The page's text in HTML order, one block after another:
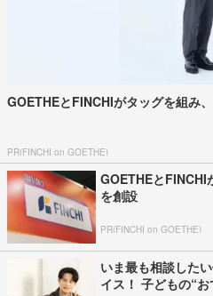
GOETHEとFINCHIがタッグを組み
PR(FINCHI on GOETHE)
GOETHEとFINCHI
を創設
PR(FINCHI on GOETHE)
いま最も相談した
イス！ 子どもの“